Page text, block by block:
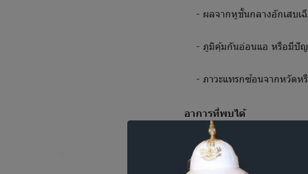
- ผลจากหูชั้นกลางอักเสบเ
- ภูมิคุ้มกันอ่อนแอ หรือมีปัญห
- ภาวะแทรกซ้อนจากหวัดห
อาการที่พบได้
มีหนองหรือน้ำมีกลิ่นเหม็นไ
การได้ยินลดลง